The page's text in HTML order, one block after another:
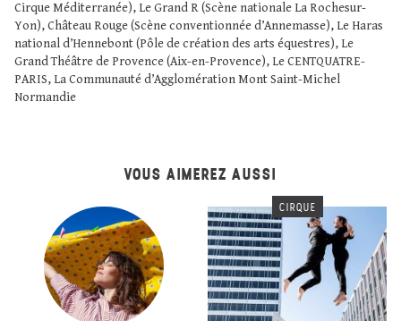
Cirque Méditerranée), Le Grand R (Scène nationale La Rochesur-
Yon), Château Rouge (Scène conventionnée d’Annemasse), Le Haras
national d’Hennebont (Pôle de création des arts équestres), Le
Grand Théâtre de Provence (Aix-en-Provence), Le CENTQUATRE-
PARIS, La Communauté d’Agglomération Mont Saint-Michel
Normandie
VOUS AIMEREZ AUSSI
CIRQUE